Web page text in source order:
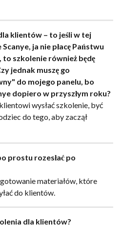
klientów – to jeśli w tej
ja nie płacę Państwu
to szkolenie również będę
jednak muszę go
do mojego panelu, bo
dopiero w przyszłym roku?
wysłać szkolenie, być
do tego, aby zaczął
prostu rozesłać po
materiałów, które
do klientów.
dla klientów?